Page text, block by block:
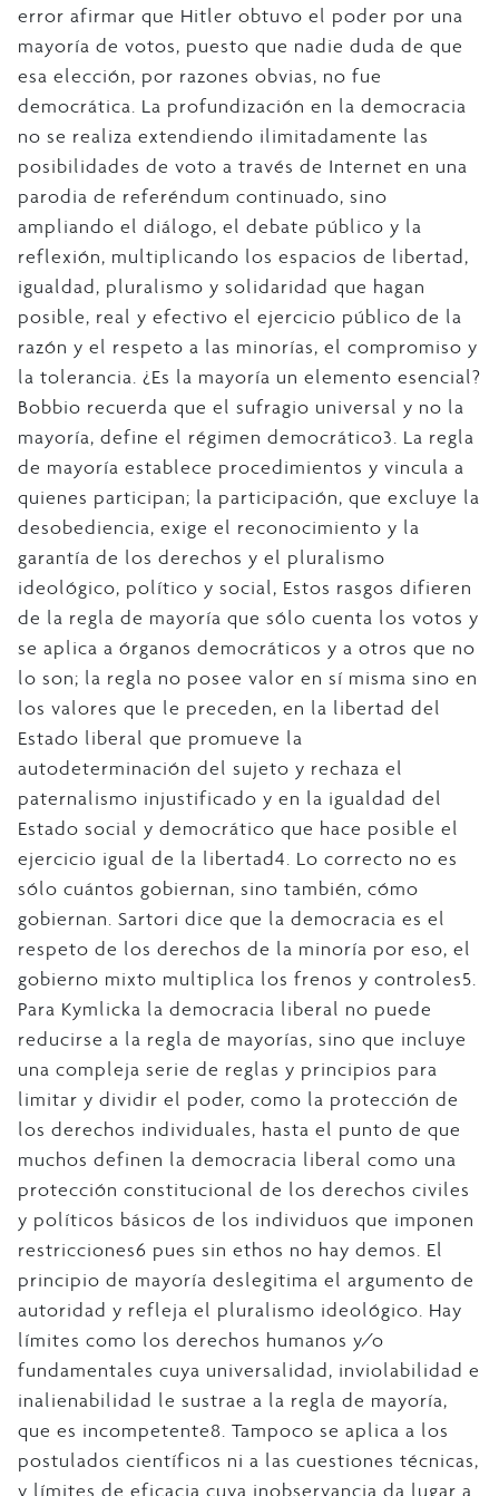
error afirmar que Hitler obtuvo el poder por una
mayoría de votos, puesto que nadie duda de que
esa elección, por razones obvias, no fue
democrática. La profundización en la democracia
no se realiza extendiendo ilimitadamente las
posibilidades de voto a través de Internet en una
parodia de referéndum continuado, sino
ampliando el diálogo, el debate público y la
reflexión, multiplicando los espacios de libertad,
igualdad, pluralismo y solidaridad que hagan
posible, real y efectivo el ejercicio público de la
razón y el respeto a las minorías, el compromiso y
la tolerancia. ¿Es la mayoría un elemento esencial?
Bobbio recuerda que el sufragio universal y no la
mayoría, define el régimen democrático3. La regla
de mayoría establece procedimientos y vincula a
quienes participan; la participación, que excluye la
desobediencia, exige el reconocimiento y la
garantía de los derechos y el pluralismo
ideológico, político y social, Estos rasgos difieren
de la regla de mayoría que sólo cuenta los votos y
se aplica a órganos democráticos y a otros que no
lo son; la regla no posee valor en sí misma sino en
los valores que le preceden, en la libertad del
Estado liberal que promueve la
autodeterminación del sujeto y rechaza el
paternalismo injustificado y en la igualdad del
Estado social y democrático que hace posible el
ejercicio igual de la libertad4. Lo correcto no es
sólo cuántos gobiernan, sino también, cómo
gobiernan. Sartori dice que la democracia es el
respeto de los derechos de la minoría por eso, el
gobierno mixto multiplica los frenos y controles5.
Para Kymlicka la democracia liberal no puede
reducirse a la regla de mayorías, sino que incluye
una compleja serie de reglas y principios para
limitar y dividir el poder, como la protección de
los derechos individuales, hasta el punto de que
muchos definen la democracia liberal como una
protección constitucional de los derechos civiles
y políticos básicos de los individuos que imponen
restricciones6 pues sin ethos no hay demos. El
principio de mayoría deslegitima el argumento de
autoridad y refleja el pluralismo ideológico. Hay
límites como los derechos humanos y/o
fundamentales cuya universalidad, inviolabilidad e
inalienabilidad le sustrae a la regla de mayoría,
que es incompetente8. Tampoco se aplica a los
postulados científicos ni a las cuestiones técnicas,
y límites de eficacia cuya inobservancia da lugar a